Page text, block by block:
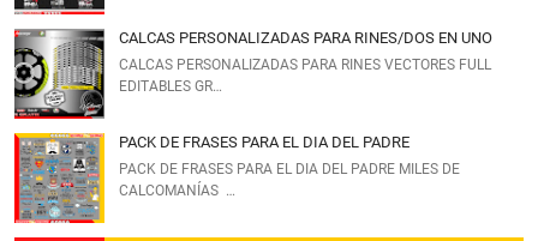
CALCAS PERSONALIZADAS PARA RINES/DOS EN UNO
CALCAS PERSONALIZADAS PARA RINES VECTORES FULL
EDITABLES GR…
PACK DE FRASES PARA EL DIA DEL PADRE
PACK DE FRASES PARA EL DIA DEL PADRE MILES DE
CALCOMANÍAS …